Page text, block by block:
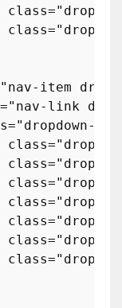
class=
class=
"nav-item
="nav-link
="dropdown-
class=
class=
class=
class=
class=
class=
class=